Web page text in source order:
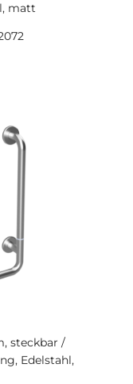
matt
steckbar /
Edelstahl,